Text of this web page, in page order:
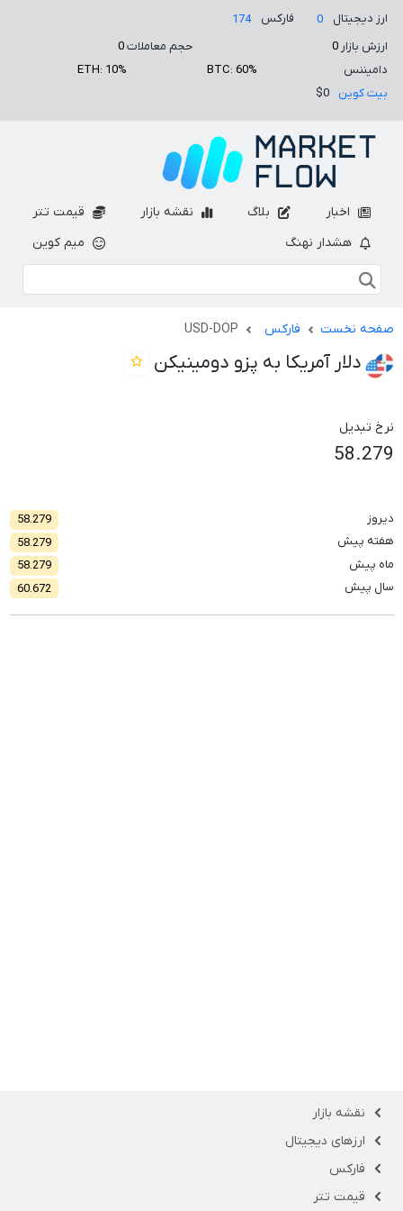
ارز دیجیتال 0 فارکس
174
ارزش بازار0 حجم معاملات0
دامیننس
BTC: 60%
ETH: 10%
بیت کوین
$0
اخبار بلاگ نقشه بازار
قیمت تتر
هشدار نهنگ
میم کوین
صفحه نخست فارکس USD-DOP
دلار آمریکا به پزو دومینیکن
نرخ تبدیل
58.279
دیروز
58.279
هفته پیش
58.279
ماه پیش
58.279
سال پیش
60.672
نقشه بازار
ارزهای دیجیتال
فارکس
قیمت تتر